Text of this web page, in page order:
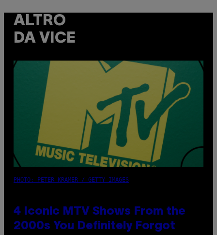
ALTRO
DA VICE
PHOTO: PETER KRAMER / GETTY IMAGES
4 Iconic MTV Shows From the
2000s You Definitely Forgot